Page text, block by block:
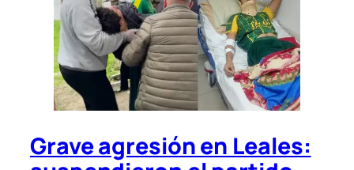
Grave agresión en Leales: